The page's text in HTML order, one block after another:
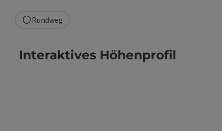
Rundweg
Interaktives Höhenprofil